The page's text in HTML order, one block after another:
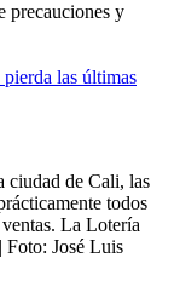
precauciones y
las últimas
ciudad de Cali, las
todos
La Lotería
| Foto: José Luis